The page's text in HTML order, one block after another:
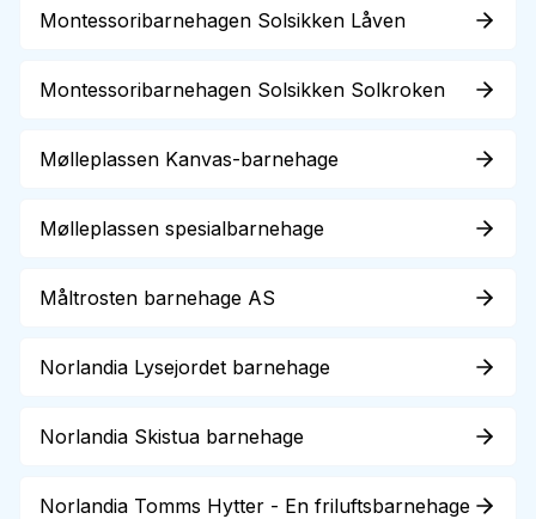
Montessoribarnehagen Solsikken Låven
Montessoribarnehagen Solsikken Solkroken
Mølleplassen Kanvas-barnehage
Mølleplassen spesialbarnehage
Måltrosten barnehage AS
Norlandia Lysejordet barnehage
Norlandia Skistua barnehage
Norlandia Tomms Hytter - En friluftsbarnehage